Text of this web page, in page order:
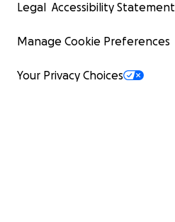
Legal Accessibility Statement
Manage Cookie Preferences
Your Privacy Choices